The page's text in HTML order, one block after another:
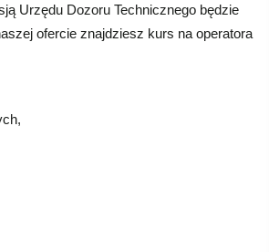
Urzędu Dozoru Technicznego będzie
ofercie znajdziesz kurs na operatora